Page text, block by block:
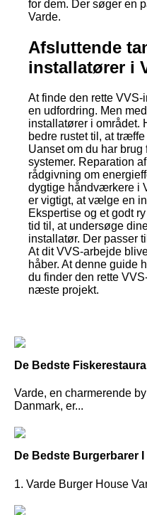
for dem. Der søger en
Varde.
Afsluttende
installatører i
At finde den rette
en udfordring. Men
installatører i området.
bedre rustet til, at
Uanset om du har
systemer. Reparation
rådgivning om
dygtige håndværkere i
er vigtigt, at vælge en
Ekspertise og et godt
tid til, at undersøge
installatør. Der passer
At dit VVS-arbejde
håber. At denne guide
du finder den rette
næste projekt.
De Bedste
Varde, en charmerende
Danmark, er...
De Bedste Burgerbarer I
1. Varde Burger House